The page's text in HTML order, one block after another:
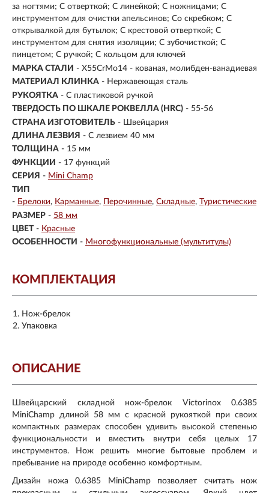
за ногтями; С отверткой; С линейкой; С ножницами; С
инструментом для очистки апельсинов; Со скребком; С
открывалкой для бутылок; С крестовой отверткой; С
инструментом для снятия изоляции; С зубочисткой; С
пинцетом; С ручкой; С кольцом для ключей
МАРКА СТАЛИ - X55CrMo14 - кованая, молибден-ванадиевая
МАТЕРИАЛ КЛИНКА - Нержавеющая сталь
РУКОЯТКА - С пластиковой ручкой
ТВЕРДОСТЬ ПО ШКАЛЕ РОКВЕЛЛА (HRC) - 55-56
СТРАНА ИЗГОТОВИТЕЛЬ - Швейцария
ДЛИНА ЛЕЗВИЯ - С лезвием 40 мм
ТОЛЩИНА - 15 мм
ФУНКЦИИ - 17 функций
СЕРИЯ - Mini Champ
ТИП
- Брелоки Карманные Перочинные Складные Туристические
РАЗМЕР - 58 мм
ЦВЕТ - Красные
ОСОБЕННОСТИ - Многофункциональные (мультитулы)
КОМПЛЕКТАЦИЯ
Нож-брелок
Упаковка
ОПИСАНИЕ
Швейцарский складной нож-брелок Victorinox 0.6385
MiniChamp длиной 58 мм с красной рукояткой при своих
компактных размерах способен удивить высокой степенью
функциональности и вместить внутри себя целых 17
инструментов. Нож решить многие бытовые проблем и
пребывание на природе особенно комфортным.
Дизайн ножа 0.6385 MiniChamp позволяет считать нож